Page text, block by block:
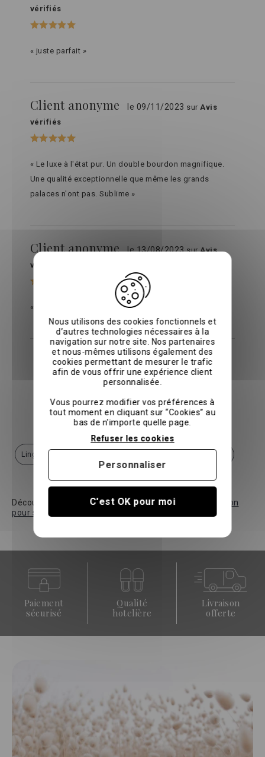
vérifiés
« juste parfait »
Client anonyme le 09/11/2023 surAvis
vérifiés
« Le luxe à l'état pur. Un double bourdon magnifique.
Une qualité exceptionnelle que même les grands
palaces n'ont pas. Sublime »
Client anonymele 13/08/2023surAvis
vérifiés
« Très bien »
Voir tous les avis
Catégories similaires
Linge de lit satin de coton
Découvrez nos guides : Pourquoi choisir le satin de coton
pour son linge de lit haut de gamme ?
Paiement
sécurisé
Qualité
hotelière
Livraison
offerte
Nous utilisons des cookies fonctionnels et
d’autres technologies nécessaires à la
navigation sur notre site. Nos partenaires
et nous-mêmes utilisons également des
cookies permettant de mesurer le trafic
afin de vous offrir une expérience client
personnalisée.
Vous pourrez modifier vos préférences à
tout moment en cliquant sur “Cookies” au
bas de n'importe quelle page.
C'est OK pour moi
Refuser les cookies
Personnaliser